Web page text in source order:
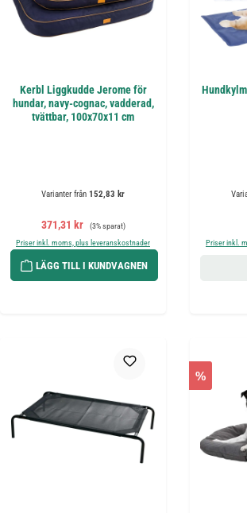
Kerbl Liggkudde Jerome för
hundar, navy-cognac, vadderad,
tvättbar, 100x70x11 cm
Varianter från 152,83 kr
Försäljningspris:
371,31 kr Ordinarie pris:
(3% sparat)
Priser inkl. moms, plus leveranskostnader
LÄGG TILL I KUNDVAGNEN
Priser inkl.
%